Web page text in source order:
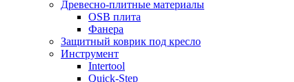
Древесно-плитные материалы
OSB плита
Фанера
Защитный коврик под кресло
Инструмент
Intertool
Quick-Step